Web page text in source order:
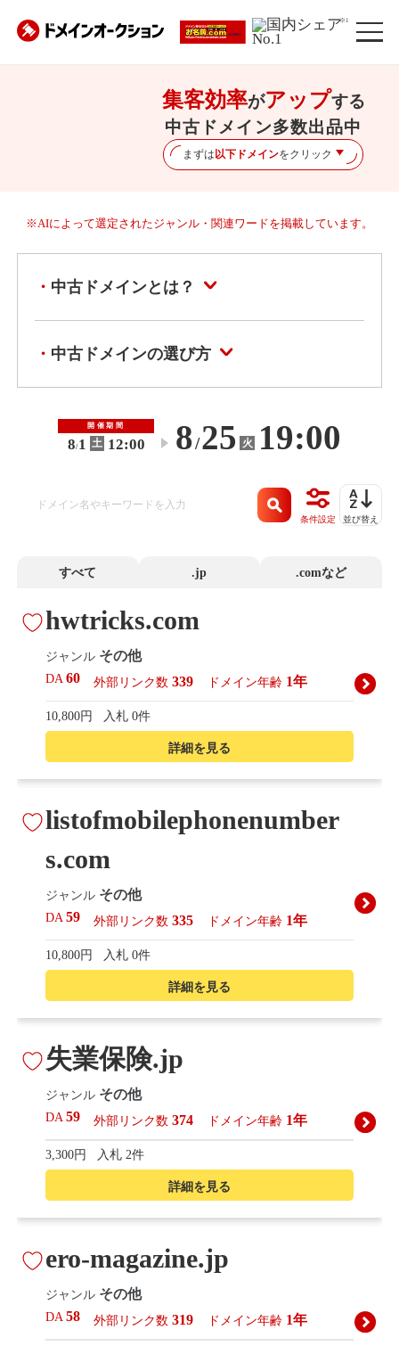
※1
集客効率がアップする
中古ドメイン多数出品中
まずは以下ドメインをクリック
※AIによって選定されたジャンル・関連ワードを掲載しています。
中古ドメインとは？
中古ドメインの選び方
開催期間
8/1 土 12:00 〜 8/25 火 19:00
条件設定 並び替え
すべて .jp .comなど
詳細を見る
hwtricks.com
ジャンル その他
DA60 外部リンク数 339 ドメイン年齢 1年
10,800円 入札 0件
詳細を見る
listofmobilephonenumber
s.com
ジャンル その他
DA59 外部リンク数 335 ドメイン年齢 1年
10,800円 入札 0件
詳細を見る
失業保険.jp
ジャンル その他
DA59 外部リンク数 374 ドメイン年齢 1年
3,300円 入札 2件
ero-magazine.jp
ジャンル その他
DA58 外部リンク数 319 ドメイン年齢 1年